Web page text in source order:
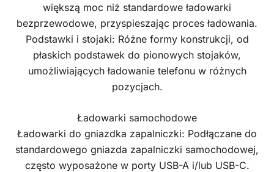
większą moc niż standardowe ładowarki
bezprzewodowe, przyspieszając proces ładowania.
Podstawki i stojaki: Różne formy konstrukcji, od
płaskich podstawek do pionowych stojaków,
umożliwiających ładowanie telefonu w różnych
pozycjach.
Ładowarki samochodowe
Ładowarki do gniazdka zapalniczki: Podłączane do
standardowego gniazda zapalniczki samochodowej,
często wyposażone w porty USB-A i/lub USB-C.